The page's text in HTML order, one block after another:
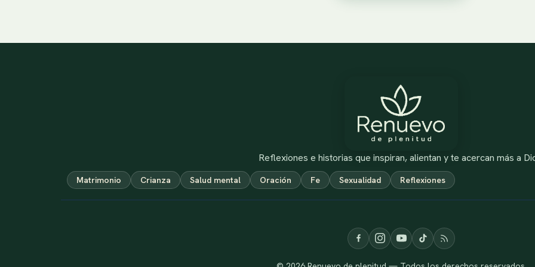
Reflexiones e historias que inspiran, alientan y te acercan más a
Matrimonio Crianza Salud mental Oración Fe Sexualidad Reflexiones